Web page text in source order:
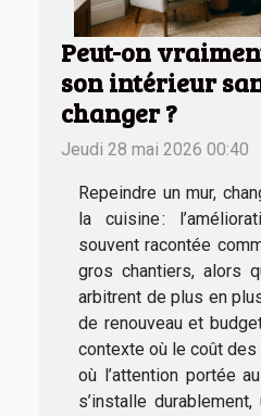
Peut-on
son intérieur
changer ?
Jeudi 28 mai 2026 00:40
Repeindre un mur,
la cuisine :
souvent racontée
gros chantiers, alors
arbitrent de plus en
de renouveau et
contexte où le coût
où l’attention portée
s’installe